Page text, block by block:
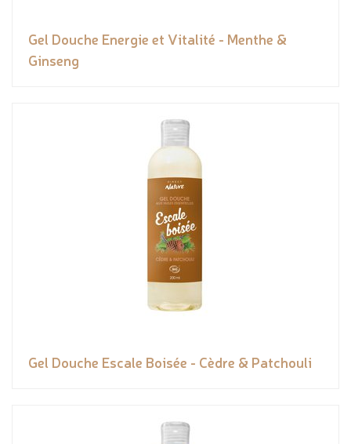
Gel Douche Energie et Vitalité - Menthe &
Ginseng
Gel Douche Escale Boisée - Cèdre & Patchouli